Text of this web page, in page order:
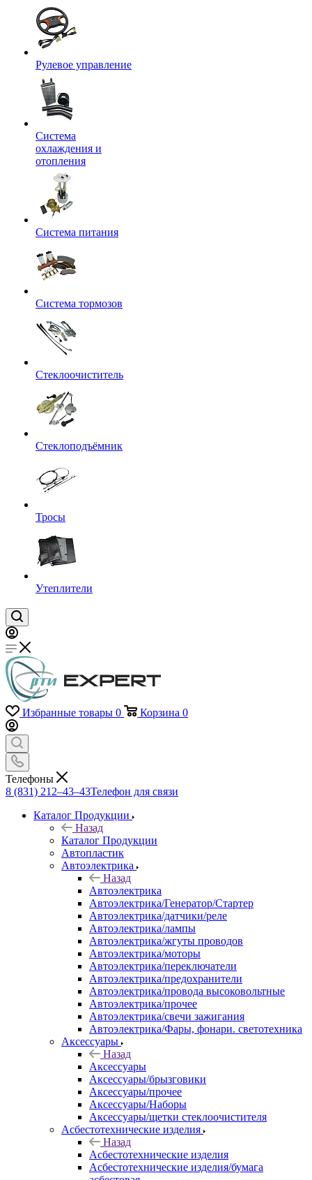
Рулевое управление
Система
охлаждения и
отопления
Система питания
Система тормозов
Стеклоочиститель
Стеклоподъёмник
Тросы
Утеплители
Избранные товары 0 Корзина 0
Телефоны
8 (831) 212–43–43Телефон для связи
Каталог Продукции
Назад
Каталог Продукции
Автопластик
Автоэлектрика
Назад
Автоэлектрика
Автоэлектрика/Генератор/Стартер
Автоэлектрика/датчики/реле
Автоэлектрика/лампы
Автоэлектрика/жгуты проводов
Автоэлектрика/моторы
Автоэлектрика/переключатели
Автоэлектрика/предохранители
Автоэлектрика/провода высоковольтные
Автоэлектрика/прочее
Автоэлектрика/свечи зажигания
Автоэлектрика/Фары, фонари. светотехника
Аксессуары
Назад
Аксессуары
Аксессуары/брызговики
Аксессуары/прочее
Аксессуары/Наборы
Аксессуары/щетки стеклоочистителя
Асбестотехнические изделия
Назад
Асбестотехнические изделия
Асбестотехнические изделия/бумага